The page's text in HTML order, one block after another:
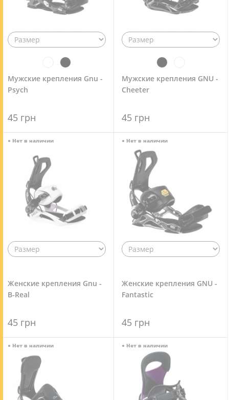
Мужские крепления Gnu -
Psych
45 грн
Мужские крепления GNU -
Cheeter
45 грн
● Нет в наличии
Женские крепления Gnu -
B-Real
45 грн
● Нет в наличии
Женские крепления GNU -
Fantastic
45 грн
● Нет в наличии ● Нет в наличии